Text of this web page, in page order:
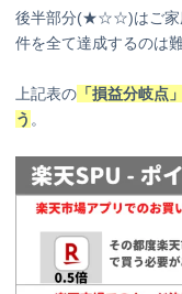
後半部分(★☆☆)はご家
件を全て達成するのは
上記表の 「損益分岐点
う 。